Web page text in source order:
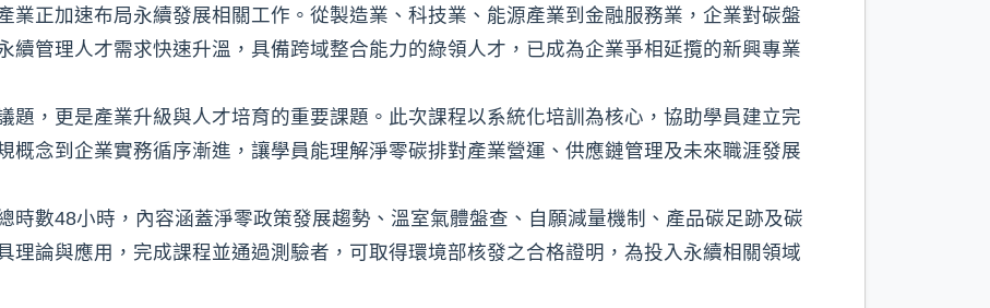
業正加速布局永續發展相關工作。從製造業、科技業、能源產業到金融服務業，企業對碳盤
續管理人才需求快速升溫，具備跨域整合能力的綠領人才，已成為企業爭相延攬的新興專業
題，更是產業升級與人才培育的重要課題。此次課程以系統化培訓為核心，協助學員建立完
概念到企業實務循序漸進，讓學員能理解淨零碳排對產業營運、供應鏈管理及未來職涯發展
時數48小時，內容涵蓋淨零政策發展趨勢、溫室氣體盤查、自願減量機制、產品碳足跡及碳
理論與應用，完成課程並通過測驗者，可取得環境部核發之合格證明，為投入永續相關領域